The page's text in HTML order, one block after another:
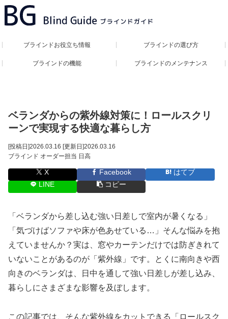
ブラインドお役立ち情報 ブラインドの選び方
ブラインドの機能 ブラインドのメンテナンス
ベランダからの紫外線対策に！ロールスクリ
ーンで実現する快適な暮らし方
[投稿日]2026.03.16 [更新日]2026.03.16
ブラインド オーダー担当 日高
X Facebook
はてブ
LINE
コピー
「ベランダから差し込む強い日差しで室内が暑くなる」
「気づけばソファや床が色あせている…」そんな悩みを抱
えていませんか？実は、窓やカーテンだけでは防ぎきれて
いないことがあるのが「紫外線」です。とくに南向きや西
向きのベランダは、日中を通して強い日差しが差し込み、
暮らしにさまざまな影響を及ぼします。
この記事では、そんな紫外線をカットできる「ロールスク